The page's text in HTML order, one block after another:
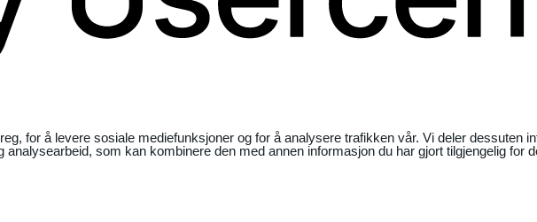
for å levere sosiale mediefunksjoner og for å analysere trafikken vår. Vi deler dessuten
som kan kombinere den med annen informasjon du har gjort tilgjengelig for